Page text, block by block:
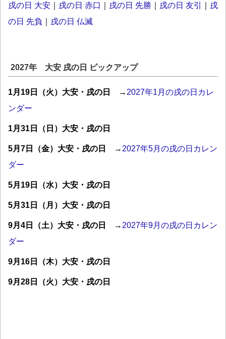
戌の日 大安 戌の日 赤口 戌の日 先勝 戌の日 友引
戌
の日 先負
戌の日 仏滅
2027年 大安 戌の日 ピックアップ
1月19日（火）大安・戌の日 → 2027年1月の戌の日カレ
ンダー
1月31日（日）大安・戌の日
5月7日（金）大安・戌の日 → 2027年5月の戌の日カレン
ダー
5月19日（水）大安・戌の日
5月31日（月）大安・戌の日
9月4日（土）大安・戌の日 → 2027年9月の戌の日カレン
ダー
9月16日（木）大安・戌の日
9月28日（火）大安・戌の日